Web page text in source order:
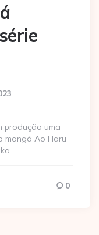
produção uma
mangá Ao Haru
0